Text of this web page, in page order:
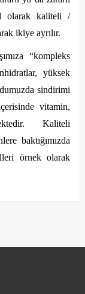
olarak kaliteli /
ikiye ayrılır.
“kompleks
yüksek
sindirimi
vitamin,
Kaliteli
baktığımızda
örnek olarak